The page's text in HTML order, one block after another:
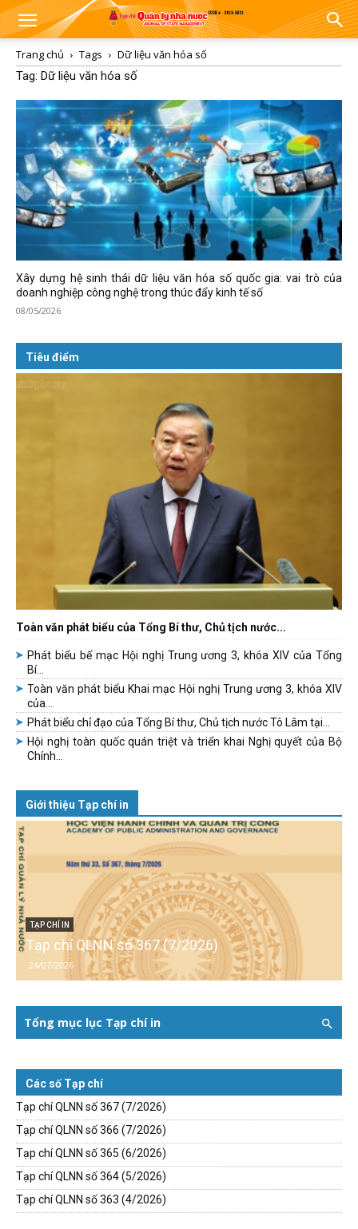
Trang chủ Tags
Dữ liệu văn hóa số
Tag: Dữ liệu văn hóa số
Xây dựng hệ sinh thái dữ liệu văn hóa số quốc gia: vai trò của
doanh nghiệp công nghệ trong thúc đẩy kinh tế số
08/05/2026
Tiêu điểm
Toàn văn phát biểu của Tổng Bí thư, Chủ tịch nước...
Phát biểu bế mạc Hội nghị Trung ương 3, khóa XIV của Tổng
Bí...
Toàn văn phát biểu Khai mạc Hội nghị Trung ương 3, khóa XIV
của...
Phát biểu chỉ đạo của Tổng Bí thư, Chủ tịch nước Tô Lâm tại...
Hội nghị toàn quốc quán triệt và triển khai Nghị quyết của Bộ
Chính...
Giới thiệu Tạp chí in
TẠP CHÍ IN
Tạp chí QLNN số 367 (7/2026)
24/07/2026
Tổng mục lục Tạp chí in
Các số Tạp chí
Tạp chí QLNN số 367 (7/2026)
Tạp chí QLNN số 366 (7/2026)
Tạp chí QLNN số 365 (6/2026)
Tạp chí QLNN số 364 (5/2026)
Tạp chí QLNN số 363 (4/2026)